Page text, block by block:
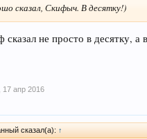
сказал, Скифыч. В десятку!)
сказал не просто в десятку,
17 апр 2016
сказал(а): ↑